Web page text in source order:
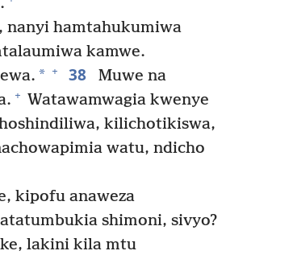
nanyi hamtahukumiwa
kamwe.
* + 38
Muwe na
+ Watawamwagia kwenye
kilichotikiswa,
watu, ndicho
kipofu anaweza
shimoni, sivyo?
lakini kila mtu